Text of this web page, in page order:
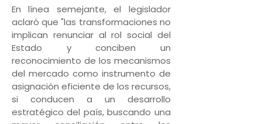
En línea semejante, el legislador
aclaró que "las transformaciones no
implican renunciar al rol social del
Estado y conciben un
reconocimiento de los mecanismos
del mercado como instrumento de
asignación eficiente de los recursos,
si conducen a un desarrollo
estratégico del país, buscando una